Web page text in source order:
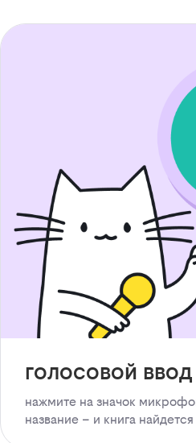
голосовой
нажмите на значок
название – и книга найдется